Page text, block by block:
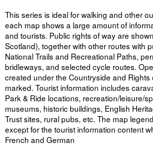
This series is ideal for walking and other
each map shows a large amount of
and tourists. Public rights of way are
Scotland), together with other routes with
National Trails and Recreational Paths,
bridleways, and selected cycle routes.
created under the Countryside and Rights
marked. Tourist information includes
Park & Ride locations, recreation/leisure/
museums, historic buildings, English
Trust sites, rural pubs, etc. The map
except for the tourist information content
French and German